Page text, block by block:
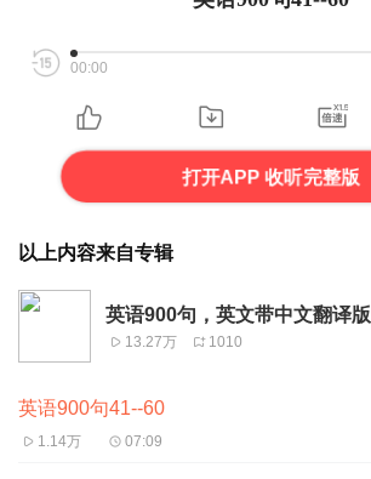
00:00
打开APP 收听完整版
以上内容来自专辑
英语900句，英文带中文翻译版
13.27万 1010
英语900句41--60
1.14万 07:09